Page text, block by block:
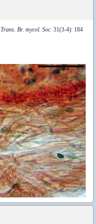
Trans. Br. mycol. Soc. 31(3-4): 184